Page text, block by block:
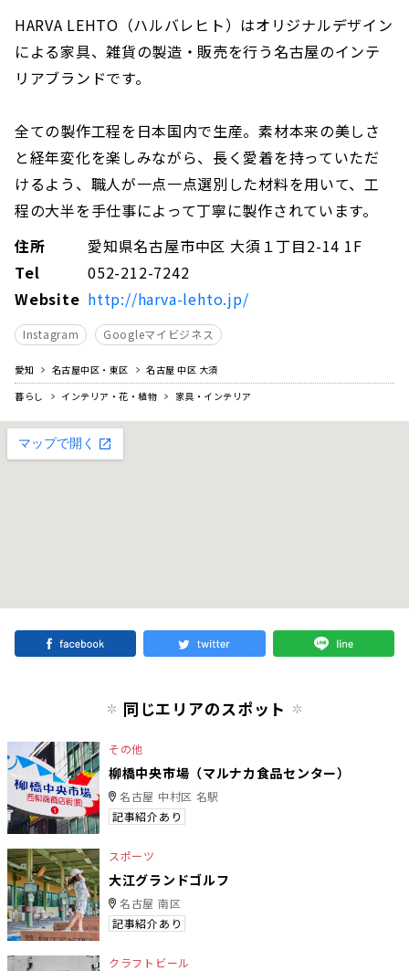
HARVA LEHTO（ハルバレヒト）はオリジナルデザイン
による家具、雑貨の製造・販売を行う名古屋のインテ
リアブランドです。
全ての製作工程を日本国内で生産。素材本来の美しさ
と経年変化を楽しみながら、長く愛着を持っていただ
けるよう、職人が一点一点選別した材料を用いて、工
程の大半を手仕事によって丁寧に製作されています。
住所
愛知県名古屋市中区 大須１丁目2-14 1F
Tel
052-212-7242
Website http://harva-lehto.jp/
Instagram Googleマイビジネス
愛知 名古屋中区・東区
名古屋 中区 大須
暮らし
インテリア・花・植物 家具・インテリア
同じエリアのスポット
その他
柳橋中央市場（マルナカ食品センター）
名古屋 中村区 名駅
記事紹介あり
スポーツ
大江グランドゴルフ
名古屋 南区
記事紹介あり
クラフトビール